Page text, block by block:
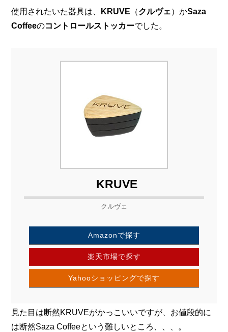
使用されたいた器具は、 KRUVE （クルヴェ）かSaza
Coffeeのコントロールストッカーでした。
KRUVE
クルヴェ
Amazonで探す
楽天市場で探す
Yahooショッピングで探す
見た目は断然KRUVEがかっこいいですが、お値段的に
は断然Saza Coffeeという難しいところ、、、。